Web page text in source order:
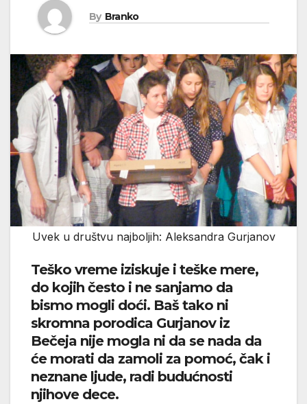
By Branko
Uvek u društvu najboljih: Aleksandra Gurjanov
Teško vreme iziskuje i teške mere,
do kojih često i ne sanjamo da
bismo mogli doći. Baš tako ni
skromna porodica Gurjanov iz
Bečeja nije mogla ni da se nada da
će morati da zamoli za pomoć, čak i
neznane ljude, radi budućnosti
njihove dece.